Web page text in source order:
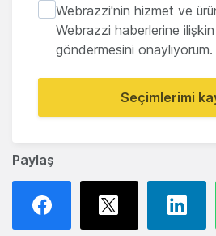
Paylaş
Webrazzi'nin hizmet ve
Webrazzi haberlerine
göndermesini onaylıyorum.
Seçimlerimi